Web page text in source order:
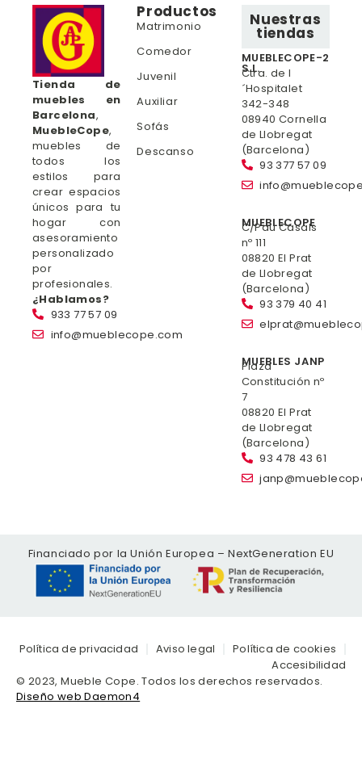
Tienda de
muebles en
Barcelona,
MuebleCope,
muebles de
todos los
estilos para
crear espacios
únicos para tu
hogar con
asesoramiento
personalizado
por
profesionales.
¿Hablamos?
933 77 57 09
info@mueblecope.com
Productos
Matrimonio
Comedor
Juvenil
Auxiliar
Sofás
Descanso
Nuestras
tiendas
MUEBLECOPE-2
S.L.
Ctra. de l
´Hospitalet
342-348
08940 Cornella
de Llobregat
(Barcelona)
93 377 57 09
MUEBLECOPE
C/Pau Casals
nº 111
08820 El Prat
de Llobregat
(Barcelona)
93 379 40 41
MUEBLES JANP
Plaza
Constitución nº
7
08820 El Prat
de Llobregat
(Barcelona)
93 478 43 61
Financiado por la Unión Europea – NextGeneration EU
© 2023, Mueble Cope. Todos los derechos reservados.
Diseño web Daemon4
Política de privacidad Aviso legal
Política de cookies
Accesibilidad